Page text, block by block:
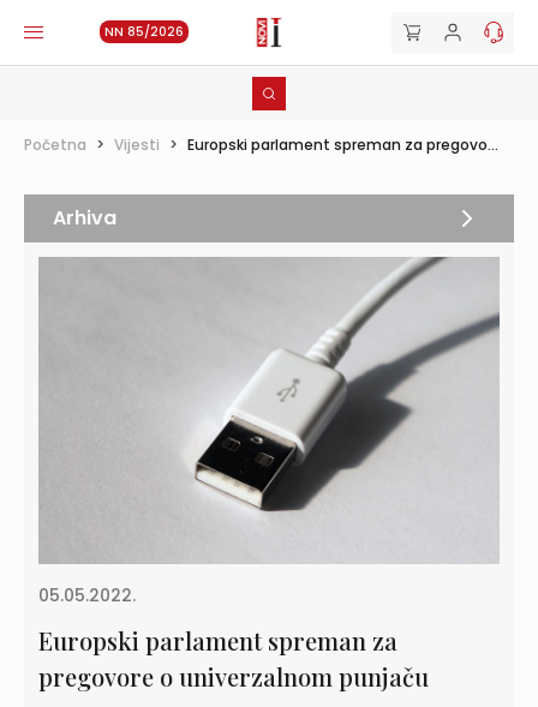
NN 85/2026
Početna > Vijesti > Europski parlament spreman za pregovo...
05.05.2022.
Europski parlament spreman za
pregovore o univerzalnom punjaču
Arhiva